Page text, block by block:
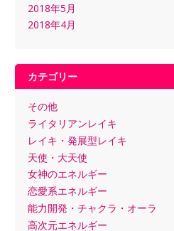
2018年5月
2018年4月
カテゴリー
その他
ライタリアンレイキ
レイキ・発展型レイキ
天使・大天使
女神のエネルギー
恋愛系エネルギー
能力開発・チャクラ・オーラ
高次元エネルギー